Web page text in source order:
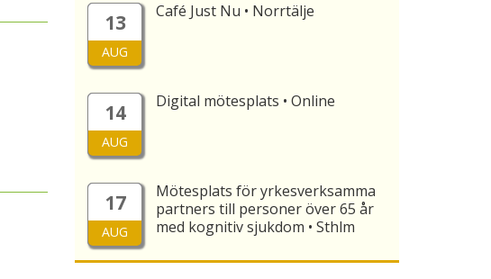
13
AUG
Café Just Nu • Norrtälje
14
AUG
Digital mötesplats • Online
17
AUG
Mötesplats för yrkesverksamma
partners till personer över 65 år
med kognitiv sjukdom • Sthlm